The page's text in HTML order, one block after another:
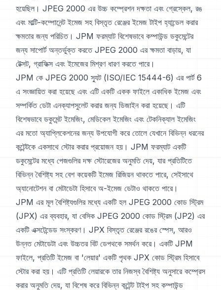
হয়েছিল। JPEG 2000 এর উচ্চ কম্প্রেশন দক্ষতা এবং গ্রেস্কেল, রঙ
এবং মাল্টি-কম্পোনেন্ট ইমেজ সহ বিস্তৃত রেঞ্জের ইমেজ টাইপ হ্যান্ডেল করার
ক্ষমতার জন্য পরিচিত। JPM ফরম্যাট বিশেষভাবে কম্পাউন্ড ডকুমেন্টের
জন্য সাপোর্ট অন্তর্ভুক্ত করতে JPEG 2000 এর ক্ষমতা বাড়ায়, যা
টেক্সট, গ্রাফিক্স এবং ইমেজের মিশ্রণ ধারণ করতে পারে।
JPM কে JPEG 2000 স্যুট (ISO/IEC 15444-6) এর পার্ট 6
এ সংজ্ঞায়িত করা হয়েছে এবং এটি একটি একক ফাইলে একাধিক ইমেজ এবং
সম্পর্কিত ডেটা এনক্যাপসুলেট করার জন্য ডিজাইন করা হয়েছে। এটি
বিশেষভাবে ডকুমেন্ট ইমেজিং, মেডিকেল ইমেজিং এবং টেকনিক্যাল ইমেজিং
এর মতো অ্যাপ্লিকেশনের জন্য উপযোগী করে তোলে যেখানে বিভিন্ন ধরনের
কন্টেন্টকে একসাথে স্টোর করার প্রয়োজন হয়। JPM ফরম্যাট একটি
ডকুমেন্টের মধ্যে পেজগুলির দক্ষ স্টোরেজের অনুমতি দেয়, যার প্রতিটিতে
বিভিন্ন বৈশিষ্ট্য সহ বেশ কয়েকটি ইমেজ রিজিয়ন থাকতে পারে, সেইসাথে
অ্যানোটেশন বা মেটাডেটা হিসাবে অ-ইমেজ ডেটাও থাকতে পারে।
JPM এর মূল বৈশিষ্ট্যগুলির মধ্যে একটি হল JPEG 2000 কোড স্ট্রিম
(JPX) এর ব্যবহার, যা বেসিক JPEG 2000 কোড স্ট্রিম (JP2) এর
একটি এক্সটেন্ডেড সংস্করণ। JPX বিস্তৃত রেঞ্জের রঙের স্পেস, আরও
উন্নত মেটাডেটা এবং উচ্চতর বিট ডেপথকে সমর্থন করে। একটি JPM
ফাইলে, প্রতিটি ইমেজ বা 'লেয়ার' একটি পৃথক JPX কোড স্ট্রিম হিসাবে
স্টোর করা হয়। এটি প্রতিটি লেয়ারকে তার নিজস্ব বৈশিষ্ট্য অনুসারে কম্প্রেস
করার অনুমতি দেয়, যা বিশেষ করে বিভিন্ন কন্টেন্ট টাইপ সহ কম্পাউন্ড